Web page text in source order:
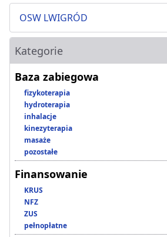
OSW LWIGRÓD
Kategorie
Baza zabiegowa
fizykoterapia
hydroterapia
inhalacje
kinezyterapia
masaże
pozostałe
Finansowanie
KRUS
NFZ
ZUS
pełnopłatne